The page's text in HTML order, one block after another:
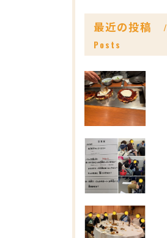
最近の投稿
Posts